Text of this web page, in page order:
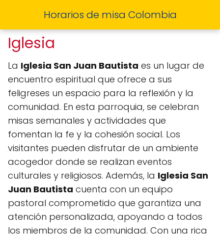
Horarios de misa Colombia
Iglesia
La Iglesia San Juan Bautista es un lugar de
encuentro espiritual que ofrece a sus
feligreses un espacio para la reflexión y la
comunidad. En esta parroquia, se celebran
misas semanales y actividades que
fomentan la fe y la cohesión social. Los
visitantes pueden disfrutar de un ambiente
acogedor donde se realizan eventos
culturales y religiosos. Además, la Iglesia San
Juan Bautista cuenta con un equipo
pastoral comprometido que garantiza una
atención personalizada, apoyando a todos
los miembros de la comunidad. Con una rica